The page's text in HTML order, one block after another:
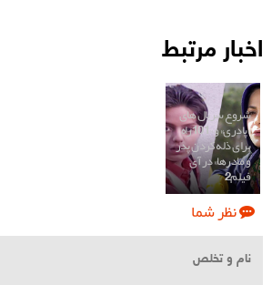
اخبار مرتبط
شروع سریال های
«پادری» و «101راه
برای ذله کردن پدر
و مادرها» در آی
فیلم2
نظر شما